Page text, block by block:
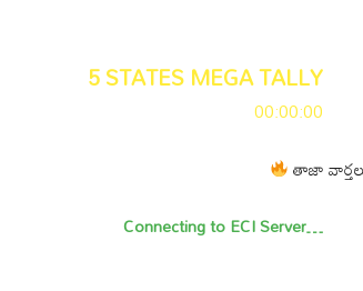
5 STATES MEGA TALLY
00:00:00
తాజా వార్తలు:
Connecting to ECI Server…